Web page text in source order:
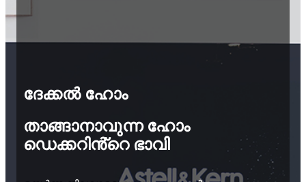
ദേക്കൽ ഹോം
താങ്ങാനാവുന്ന ഹോം
ഡെക്കറിൻ്റെ ഭാവി